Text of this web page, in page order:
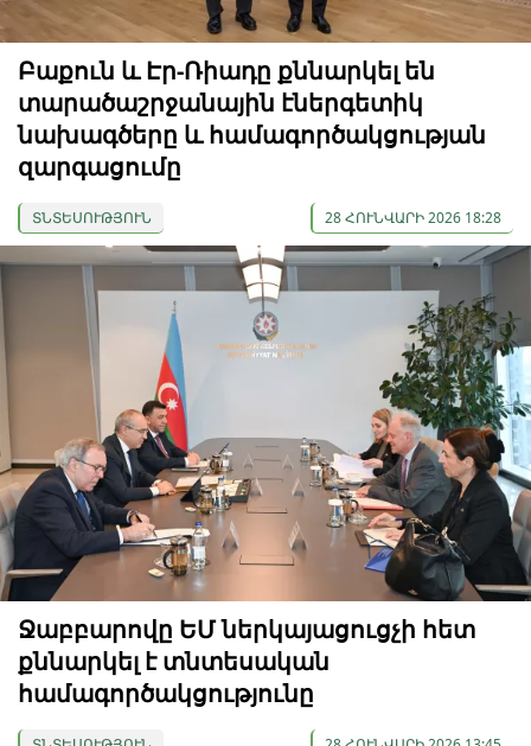
Բաքուն և Էր-Ռիադը քննարկել են
տարածաշրջանային էներգետիկ
նախագծերը և համագործակցության
զարգացումը
ՏՆՏԵՍՈՒԹՅՈՒՆ 28 ՀՈՒՆՎԱՐԻ 2026 18:28
Ջաբբարովը ԵՄ ներկայացուցչի հետ
քննարկել է տնտեսական
համագործակցությունը